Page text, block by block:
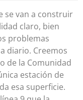
se van a construir
claro, bien
problemas
diario. Creemos
de la Comunidad
estación de
esa superficie.